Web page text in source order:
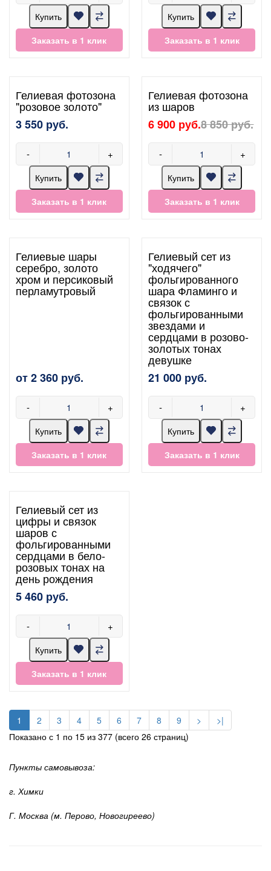
Купить
Заказать в 1 клик
Купить
Заказать в 1 клик
Гелиевая фотозона
"розовое золото"
3 550 руб.
- +
Купить
Заказать в 1 клик
Гелиевая фотозона
из шаров
6 900 руб.8 850 руб.
- +
Купить
Заказать в 1 клик
Гелиевые шары
серебро, золото
хром и персиковый
перламутровый
от 2 360 руб.
- +
Купить
Заказать в 1 клик
Гелиевый сет из
"ходячего"
фольгированного
шара Фламинго и
связок с
фольгированными
звездами и
сердцами в розово-
золотых тонах
девушке
21 000 руб.
- +
Купить
Заказать в 1 клик
Гелиевый сет из
цифры и связок
шаров с
фольгированными
сердцами в бело-
розовых тонах на
день рождения
5 460 руб.
- +
Купить
Заказать в 1 клик
1 2 3 4 5 6 7 8 9 >
>|
Показано с 1 по 15 из 377 (всего 26 страниц)
Пункты самовывоза:
г. Химки
Г. Москва (м. Перово, Новогиреево)